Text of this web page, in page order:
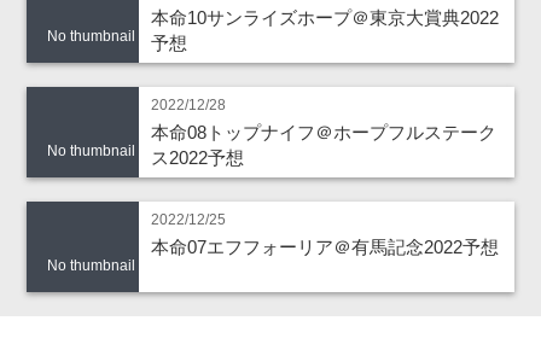
No thumbnail
本命10サンライズホープ＠東京大賞典2022
予想
No thumbnail
2022/12/28
本命08トップナイフ＠ホープフルステーク
ス2022予想
No thumbnail
2022/12/25
本命07エフフォーリア＠有馬記念2022予想